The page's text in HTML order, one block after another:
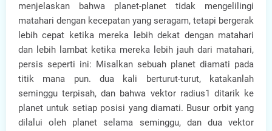
menjelaskan bahwa planet-planet tidak mengelilingi
matahari dengan kecepatan yang seragam, tetapi bergerak
lebih cepat ketika mereka lebih dekat dengan matahari
dan lebih lambat ketika mereka lebih jauh dari matahari,
persis seperti ini: Misalkan sebuah planet diamati pada
titik mana pun. dua kali berturut-turut, katakanlah
seminggu terpisah, dan bahwa vektor radius1 ditarik ke
planet untuk setiap posisi yang diamati. Busur orbit yang
dilalui oleh planet selama seminggu, dan dua vektor